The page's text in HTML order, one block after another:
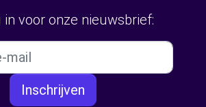
in voor onze nieuwsbrief:
Inschrijven